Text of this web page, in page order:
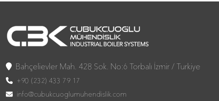
Bahçelievler Mah. 428 Sok. No:6 Torbalı İzmir / Turkiye
+90 (232) 433 79 17
info@cubukcuoglumuhendislik.com